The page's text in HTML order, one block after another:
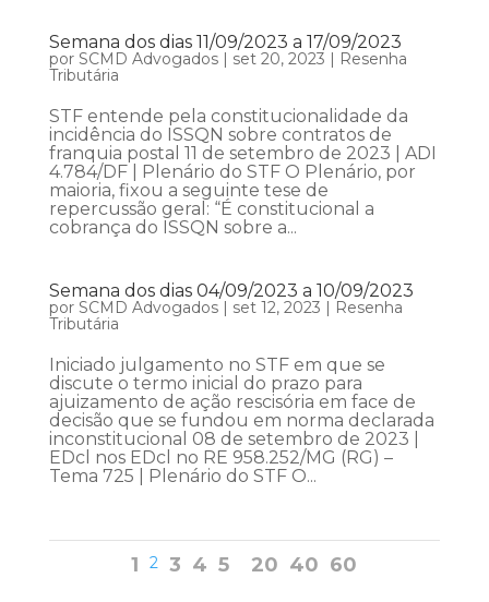
Semana dos dias 11/09/2023 a 17/09/2023
por SCMD Advogados| set 20, 2023 | Resenha
Tributária
STF entende pela constitucionalidade da
incidência do ISSQN sobre contratos de
franquia postal 11 de setembro de 2023 | ADI
4.784/DF | Plenário do STF O Plenário, por
maioria, fixou a seguinte tese de
repercussão geral: “É constitucional a
cobrança do ISSQN sobre a...
Semana dos dias 04/09/2023 a 10/09/2023
por SCMD Advogados| set 12, 2023 | Resenha
Tributária
Iniciado julgamento no STF em que se
discute o termo inicial do prazo para
ajuizamento de ação rescisória em face de
decisão que se fundou em norma declarada
inconstitucional 08 de setembro de 2023 |
EDcl nos EDcl no RE 958.252/MG (RG) –
Tema 725 | Plenário do STF O...
1 2 3 4 5 20 40 60